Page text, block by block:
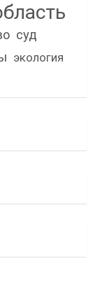
суд
экология